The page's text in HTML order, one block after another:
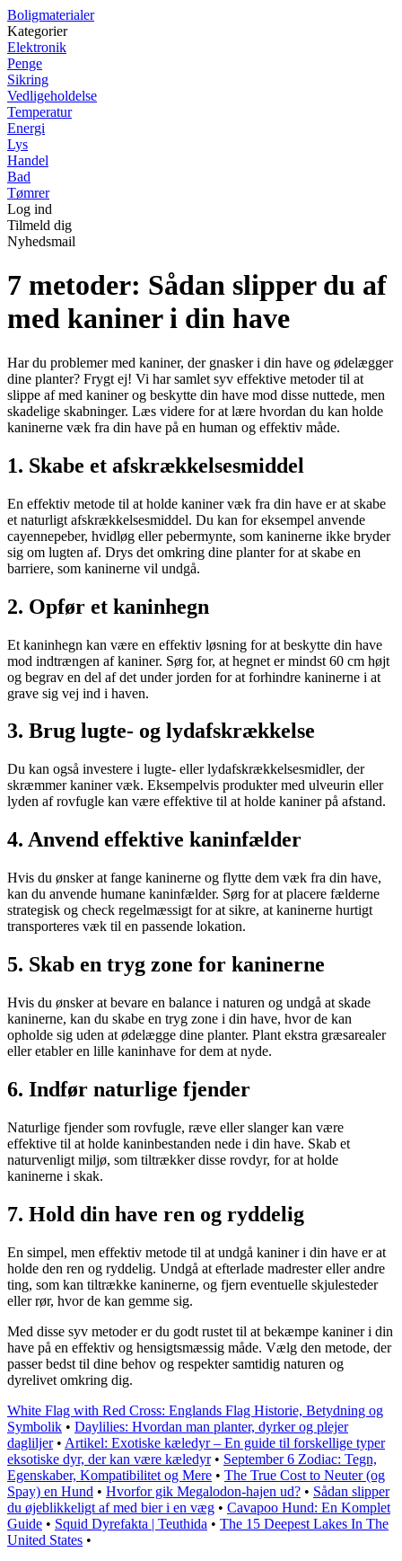
Boligmaterialer
Kategorier
Elektronik
Penge
Sikring
Vedligeholdelse
Temperatur
Energi
Lys
Handel
Bad
Tømrer
Log ind
Tilmeld dig
Nyhedsmail
7 metoder: Sådan slipper du af
med kaniner i din have
Har du problemer med kaniner, der gnasker i din have og ødelægger
dine planter? Frygt ej! Vi har samlet syv effektive metoder til at
slippe af med kaniner og beskytte din have mod disse nuttede, men
skadelige skabninger. Læs videre for at lære hvordan du kan holde
kaninerne væk fra din have på en human og effektiv måde.
1. Skabe et afskrækkelsesmiddel
En effektiv metode til at holde kaniner væk fra din have er at skabe
et naturligt afskrækkelsesmiddel. Du kan for eksempel anvende
cayennepeber, hvidløg eller pebermynte, som kaninerne ikke bryder
sig om lugten af. Drys det omkring dine planter for at skabe en
barriere, som kaninerne vil undgå.
2. Opfør et kaninhegn
Et kaninhegn kan være en effektiv løsning for at beskytte din have
mod indtrængen af kaniner. Sørg for, at hegnet er mindst 60 cm højt
og begrav en del af det under jorden for at forhindre kaninerne i at
grave sig vej ind i haven.
3. Brug lugte- og lydafskrækkelse
Du kan også investere i lugte- eller lydafskrækkelsesmidler, der
skræmmer kaniner væk. Eksempelvis produkter med ulveurin eller
lyden af rovfugle kan være effektive til at holde kaniner på afstand.
4. Anvend effektive kaninfælder
Hvis du ønsker at fange kaninerne og flytte dem væk fra din have,
kan du anvende humane kaninfælder. Sørg for at placere fælderne
strategisk og check regelmæssigt for at sikre, at kaninerne hurtigt
transporteres væk til en passende lokation.
5. Skab en tryg zone for kaninerne
Hvis du ønsker at bevare en balance i naturen og undgå at skade
kaninerne, kan du skabe en tryg zone i din have, hvor de kan
opholde sig uden at ødelægge dine planter. Plant ekstra græsarealer
eller etabler en lille kaninhave for dem at nyde.
6. Indfør naturlige fjender
Naturlige fjender som rovfugle, ræve eller slanger kan være
effektive til at holde kaninbestanden nede i din have. Skab et
naturvenligt miljø, som tiltrækker disse rovdyr, for at holde
kaninerne i skak.
7. Hold din have ren og ryddelig
En simpel, men effektiv metode til at undgå kaniner i din have er at
holde den ren og ryddelig. Undgå at efterlade madrester eller andre
ting, som kan tiltrække kaninerne, og fjern eventuelle skjulesteder
eller rør, hvor de kan gemme sig.
Med disse syv metoder er du godt rustet til at bekæmpe kaniner i din
have på en effektiv og hensigtsmæssig måde. Vælg den metode, der
passer bedst til dine behov og respekter samtidig naturen og
dyrelivet omkring dig.
White Flag with Red Cross: Englands Flag Historie, Betydning og
Symbolik • Daylilies: Hvordan man planter, dyrker og plejer
dagliljer• Artikel: Exotiske kæledyr – En guide til forskellige typer
eksotiske dyr, der kan være kæledyr• September 6 Zodiac: Tegn,
Egenskaber, Kompatibilitet og Mere • The True Cost to Neuter (og
Spay) en Hund • Hvorfor gik Megalodon-hajen ud? • Sådan slipper
du øjeblikkeligt af med bier i en væg • Cavapoo Hund: En Komplet
Guide • Squid Dyrefakta | Teuthida • The 15 Deepest Lakes In The
United States •